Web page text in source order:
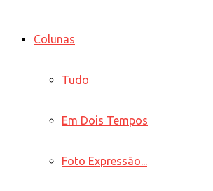
Colunas
Tudo
Em Dois Tempos
Foto Expressão...